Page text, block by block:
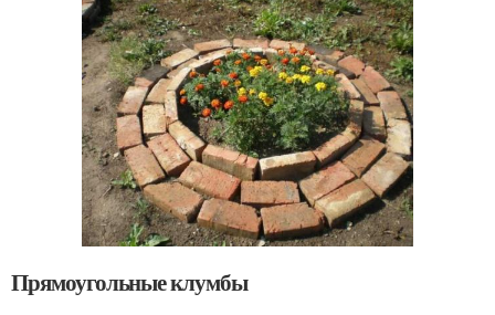
Прямоугольные клумбы